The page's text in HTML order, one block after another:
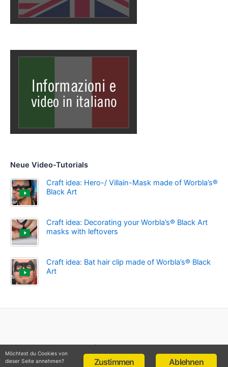
Neue Video-Tutorials
Craft idea: Hero-/ Villain-Mask made of Worbla’s®
Black Art
Craft idea: Decorating your Worbla’s® Black Art
masks with leftovers
Craft idea: Bat hair clip made of Worbla’s® Black
Art
Impressum
Datenschutz
Ablehnen
Zustimmen
Möchtest du Cookies von
dieser Seite annehmen?